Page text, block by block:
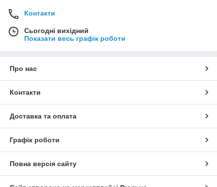
Контакти
Сьогодні вихідний
Показати весь графік роботи
Про нас
Контакти
Доставка та оплата
Графік роботи
Повна версія сайту